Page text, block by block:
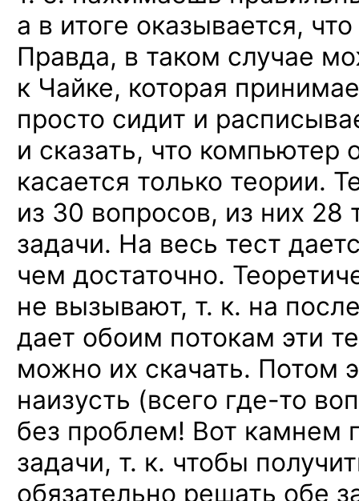
а в итоге оказывается,
Правда, в таком случае
к Чайке, которая
просто сидит и
и сказать, что компьютер
касается только теории.
из 30 вопросов, из них 28
задачи. На весь тест
чем достаточно.
не вызывают, т. к. на
дает обоим потокам эти
можно их скачать. Потом
наизусть (всего где-то
без проблем! Вот камнем
задачи, т. к. чтобы
обязательно решать обе